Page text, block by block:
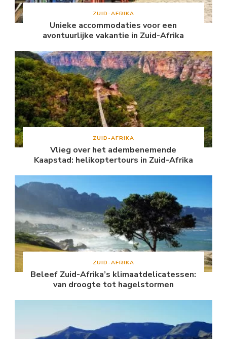
ZUID-AFRIKA
Unieke accommodaties voor een
avontuurlijke vakantie in Zuid-Afrika
ZUID-AFRIKA
Vlieg over het adembenemende
Kaapstad: helikoptertours in Zuid-Afrika
ZUID-AFRIKA
Beleef Zuid-Afrika’s klimaatdelicatessen:
van droogte tot hagelstormen